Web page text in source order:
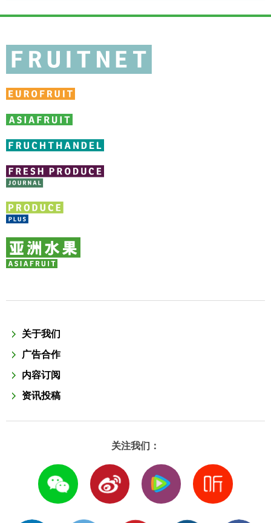
关于我们
广告合作
内容订阅
资讯投稿
关注我们：